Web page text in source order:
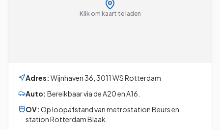
Klik om kaart te laden
Adres: Wijnhaven 36 3011 WSRotterdam
Auto: Bereikbaar via de A20 en A16.
OV: Op loopafstand van metrostation Beurs en
station Rotterdam Blaak.